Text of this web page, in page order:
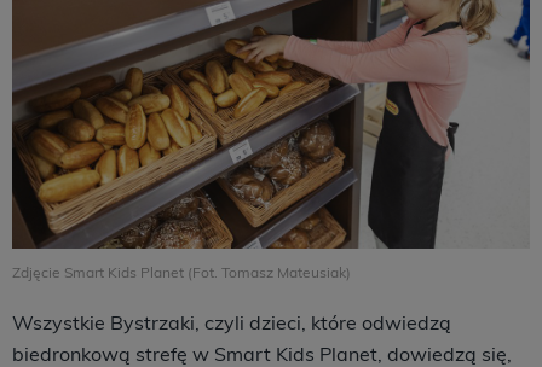
Zdjęcie Smart Kids Planet (Fot. Tomasz Mateusiak)
Wszystkie Bystrzaki, czyli dzieci, które odwiedzą
biedronkową strefę w Smart Kids Planet, dowiedzą się,